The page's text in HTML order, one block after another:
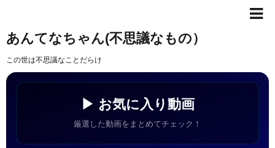
あんてなちゃん(不思議なもの）
この世は不思議なことだらけ
▶ お気に入り動画
厳選した動画をまとめてチェック！